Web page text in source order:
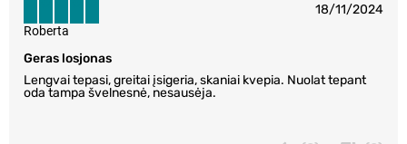
18/11/2024
Geras losjonas
Lengvai tepasi, greitai įsigeria, skaniai kvepia. Nuolat tepant
oda tampa švelnesnė, nesausėja.
Roberta